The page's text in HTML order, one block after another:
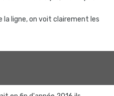
la ligne, on voit clairement les